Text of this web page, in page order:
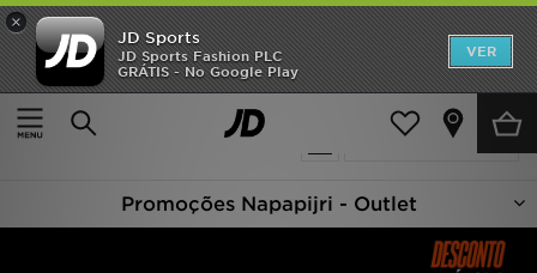
×
JD Sports
JD Sports Fashion PLC
GRÁTIS - No Google Play
VER
Página principal
Oferta | Napapijri
Actualizar a pesquisa
22 produtos encontrados
Promoções Napapijri - Outlet
INÍCIO
Promoções